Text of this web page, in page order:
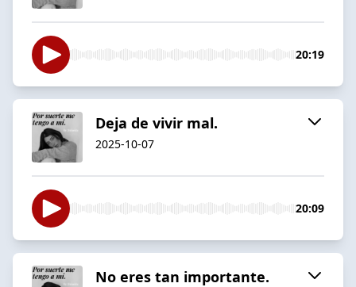
20:19
Deja de vivir mal.
2025-10-07
20:09
No eres tan importante.